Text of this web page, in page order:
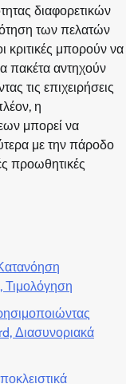
διαφορετικών
των πελατών
κριτικές μπορούν να
πακέτα αντηχούν
τις επιχειρήσεις
η
μπορεί να
με την πάροδο
προωθητικές
Τιμολόγηση
Διασυνοριακά